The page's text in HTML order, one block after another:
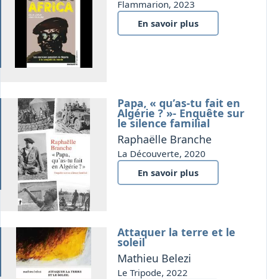
Flammarion, 2023
En savoir plus
Papa, « qu’as-tu fait en
Algérie ? »- Enquête sur
le silence familial
Raphaëlle Branche
La Découverte, 2020
En savoir plus
Attaquer la terre et le
soleil
Mathieu Belezi
Le Tripode, 2022